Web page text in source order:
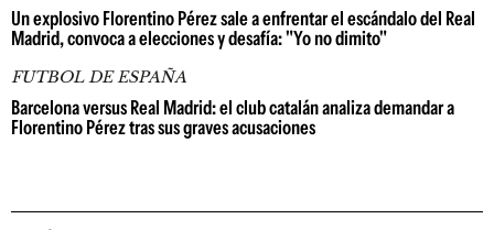
Un explosivo Florentino Pérez sale a enfrentar el escándalo del Real
Madrid, convoca a elecciones y desafía: "Yo no dimito"
FUTBOL DE ESPAÑA
Barcelona versus Real Madrid: el club catalán analiza demandar a
Florentino Pérez tras sus graves acusaciones